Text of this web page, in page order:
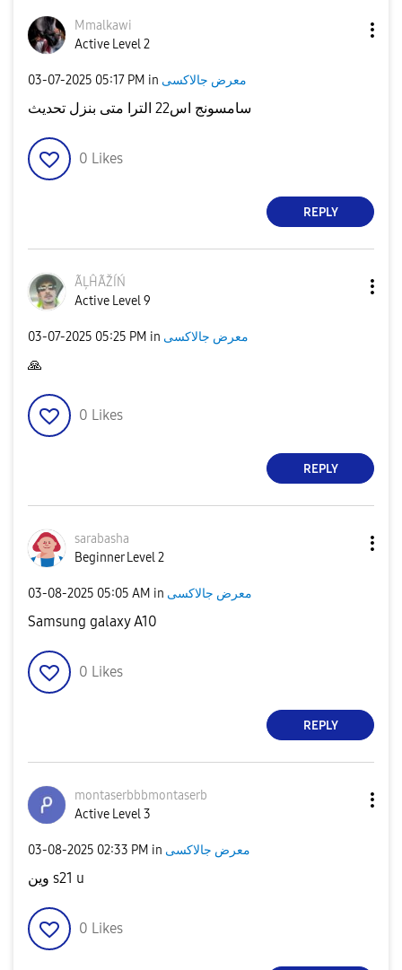
Mmalkawi
Active Level 2
‎03-07-2025 05:17 PM in معرض جالاكسى
سامسونج اس22 الترا متى بنزل تحديث
0 Likes
REPLY
ÃĻĤÃŽÍŃ
Active Level 9
‎03-07-2025 05:25 PM in معرض جالاكسى
🙏
0 Likes
REPLY
sarabasha
Beginner Level 2
‎03-08-2025 05:05 AM in معرض جالاكسى
Samsung galaxy A10
0 Likes
REPLY
montaserbbbmontaserb
Active Level 3
‎03-08-2025 02:33 PM in معرض جالاكسى
وين s21 u
0 Likes